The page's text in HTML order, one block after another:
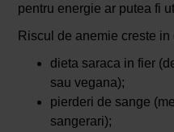
pentru energie ar putea fi
Riscul de anemie creste in
dieta saraca in fier
sau vegana);
pierderi de sange
sangerari);